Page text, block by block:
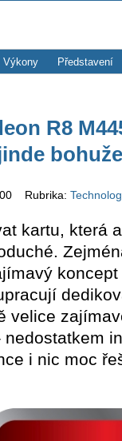
Výkony Představení
R8
Rubrika:
kartu, která
velice
nedostatkem
i nic moc